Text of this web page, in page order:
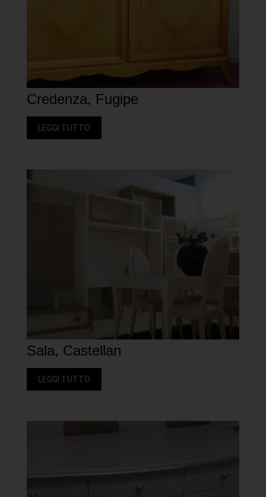
Credenza, Fugipe
LEGGI TUTTO
Sala, Castellan
LEGGI TUTTO